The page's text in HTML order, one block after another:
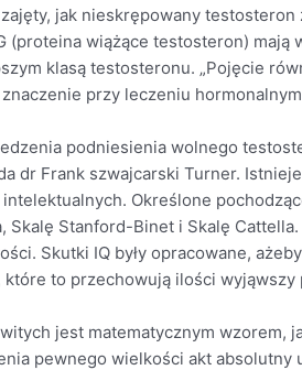
jak nieskrępowany
(proteina wiążące testosteron)
klasą testosteronu. „Pojęcie
przy leczeniu
podniesienia wolnego
dr Frank szwajcarski Turner.
Określone
Skalę Stanford-Binet i Skalę
Skutki IQ były opracowane,
które to przechowują ilości
jest matematycznym
pewnego wielkości akt absolutny